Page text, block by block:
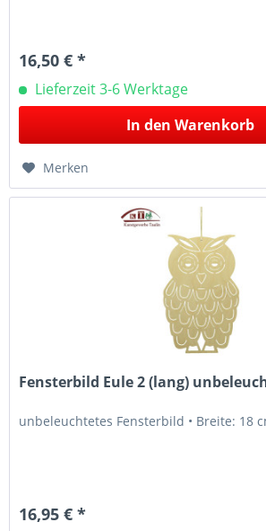
16,50 € *
Lieferzeit 3-6 Werktage
In den Warenkorb
Merken
Fensterbild Eule 2 (lang)
unbeleuchtetes Fensterbild • Breite: 18
16,95 € *